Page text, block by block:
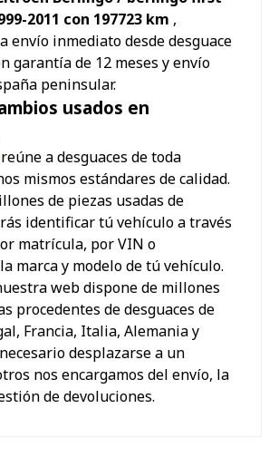
2011 con 197723 km ,
envío inmediato desde desguace
garantía de 12 meses y envío
peninsular.
usados en
reúne a desguaces de toda
mismos estándares de calidad.
de piezas usadas de
identificar tú vehículo a través
matrícula, por VIN o
marca y modelo de tú vehículo.
web dispone de millones
procedentes de desguaces de
Francia, Italia, Alemania y
desplazarse a un
nos encargamos del envío, la
de devoluciones.